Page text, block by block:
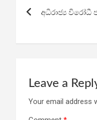
o
k
A
p
navigation
අධිරාජ්‍ය විරෝධී
Leave a
Your email address